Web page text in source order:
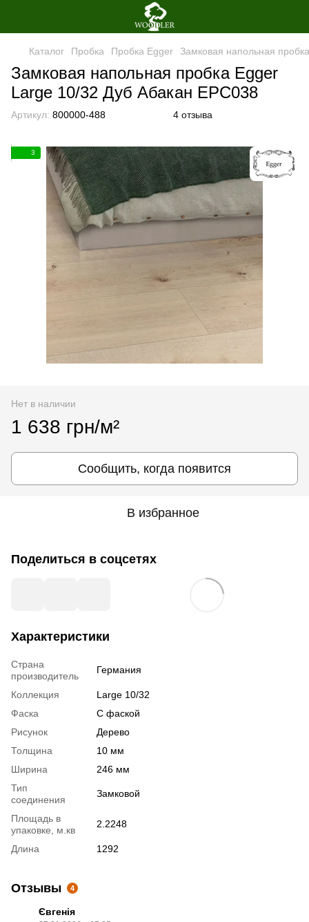
Каталог Пробка Пробка Egger Замковая напольная
Замковая напольная пробка Egger
Large 10/32 Дуб Абакан EPC038
Артикул: 800000-488 4 отзыва
3
Нет в наличии
1 638 грн/м²
Сообщить, когда появится
В избранное
Поделиться в соцсетях
Характеристики
Страна
производитель
Германия
Коллекция
Large 10/32
Фаска
С фаской
Рисунок
Дерево
Толщина
10 мм
Ширина
246 мм
Тип
соединения
Замковой
Площадь в
упаковке, м.кв
2.2248
Длина 1292
Отзывы 4
Євгенія